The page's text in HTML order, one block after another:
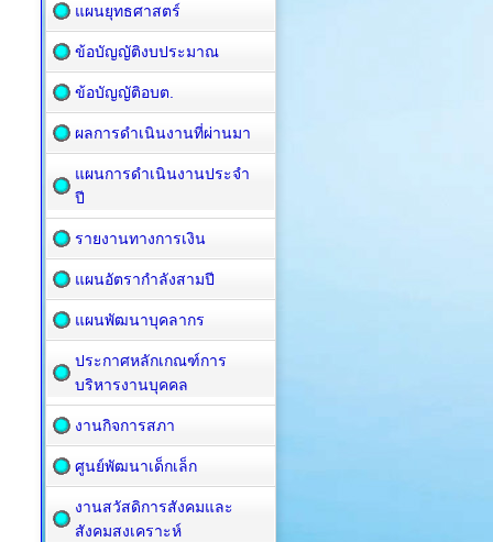
แผนยุทธศาสตร์
ข้อบัญญัติงบประมาณ
ข้อบัญญัติอบต.
ผลการดำเนินงานที่ผ่านมา
แผนการดำเนินงานประจำ
ปี
รายงานทางการเงิน
แผนอัตรากำลังสามปี
แผนพัฒนาบุคลากร
ประกาศหลักเกณฑ์การ
บริหารงานบุคคล
งานกิจการสภา
ศูนย์พัฒนาเด็กเล็ก
งานสวัสดิการสังคมและ
สังคมสงเคราะห์